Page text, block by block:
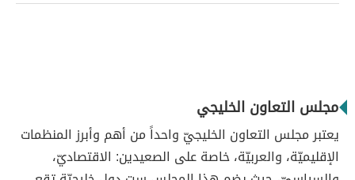
مجلس التعاون الخليجي
يعتبر مجلس التعاون الخليجيّ واحداً من أهم وأبرز المنظمات
الإقليميّة، والعربيّة، خاصة على الصعيدين: الاقتصاديّ،